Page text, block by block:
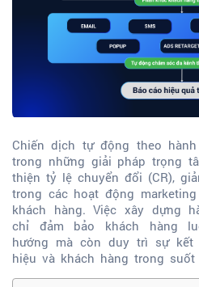
Chiến dịch tự động theo
trong những giải pháp trọng
thiện tỷ lệ chuyển đổi (CR),
trong các hoạt động
khách hàng. Việc xây dựng
chỉ đảm bảo khách hàng
hướng mà còn duy trì sự
hiệu và khách hàng trong